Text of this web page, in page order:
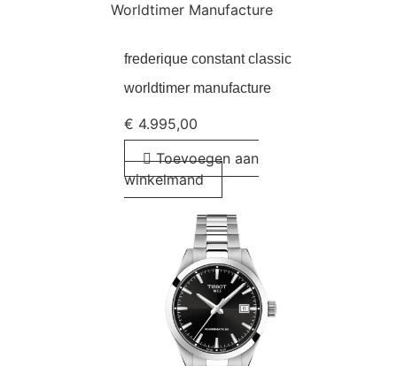
frederique constant classic
worldtimer manufacture
€ 4.995,00
Toevoegen aan
winkelmand